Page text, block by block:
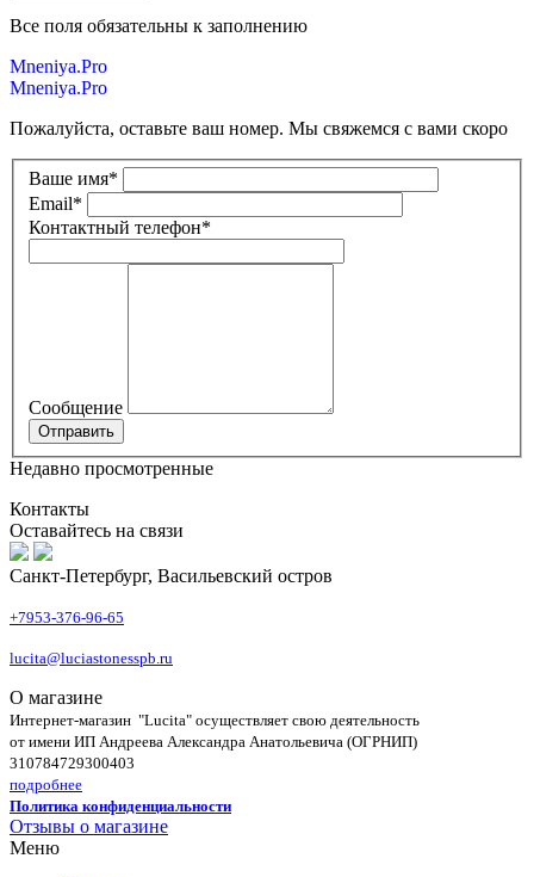
Все поля обязательны к заполнению
Mneniya.Pro
Mneniya.Pro
Пожалуйста, оставьте ваш номер. Мы свяжемся с вами скоро
Ваше имя*
Email*
Контактный телефон*
Сообщение
Недавно просмотренные
Контакты
Оставайтесь на связи
Санкт-Петербург, Васильевский остров
+7953-376-96-65
lucita@luciastonesspb.ru
О магазине
Интернет-магазин "Lucita" осуществляет свою деятельность
от имени ИП Андреева Александра Анатольевича (ОГРНИП)
310784729300403
подробнее
Политика конфиденциальности
Отзывы о магазине
Меню